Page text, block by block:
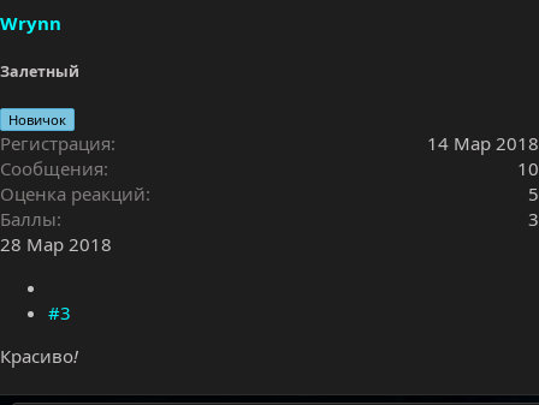
Wrynn
Залетный
Новичок
Регистрация
14 Мар 2018
Сообщения
10
Оценка реакций
5
Баллы
3
28 Мар 2018
#3
Красиво!